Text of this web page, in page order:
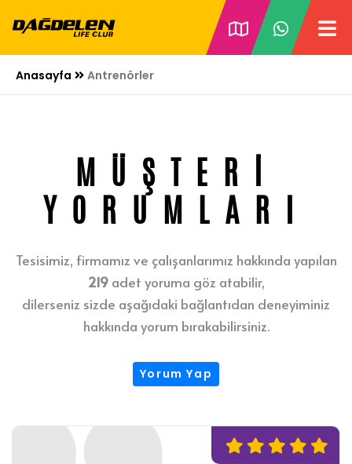
Anasayfa Antrenörler
MÜŞTERİ
YORUMLARI
Tesisimiz, firmamız ve çalışanlarımız hakkında yapılan
219adet yoruma göz atabilir,
dilerseniz sizde aşağıdaki bağlantıdan deneyiminiz
hakkında yorum bırakabilirsiniz.
Yorum Yap